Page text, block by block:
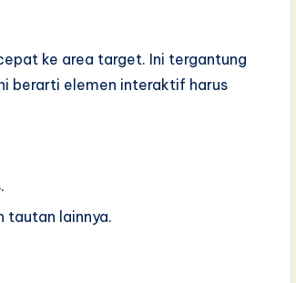
ke area target. Ini tergantung
berarti elemen interaktif harus
tautan lainnya.